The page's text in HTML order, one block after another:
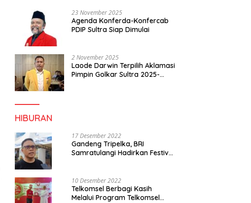
23 November 2025
Agenda Konferda-Konfercab
PDIP Sultra Siap Dimulai
2 November 2025
Laode Darwin Terpilih Aklamasi
Pimpin Golkar Sultra 2025-
HIBURAN
17 Desember 2022
Gandeng Tripelka, BRI
Samratulangi Hadirkan Festival
10 Desember 2022
Telkomsel Berbagi Kasih
Melalui Program Telkomsel